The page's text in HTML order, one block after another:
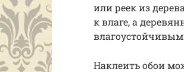
или реек из
к влаге, а
Наклеить обои